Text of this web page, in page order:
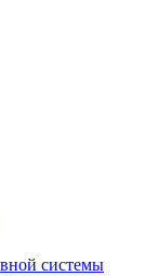
системы